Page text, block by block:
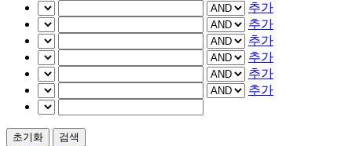
추가
추가
추가
추가
추가
추가